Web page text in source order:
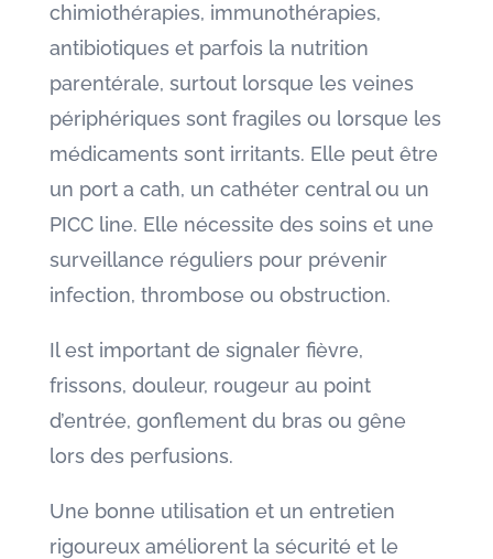
chimiothérapies, immunothérapies,
antibiotiques et parfois la nutrition
parentérale, surtout lorsque les veines
périphériques sont fragiles ou lorsque les
médicaments sont irritants. Elle peut être
un port a cath, un cathéter central ou un
PICC line. Elle nécessite des soins et une
surveillance réguliers pour prévenir
infection, thrombose ou obstruction.
Il est important de signaler fièvre,
frissons, douleur, rougeur au point
d’entrée, gonflement du bras ou gêne
lors des perfusions.
Une bonne utilisation et un entretien
rigoureux améliorent la sécurité et le